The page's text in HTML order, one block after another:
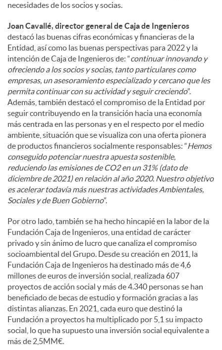
necesidades de los socios y socias.
Joan Cavallé, director general de Caja de Ingenieros
destacó las buenas cifras económicas y financieras de la
Entidad, así como las buenas perspectivas para 2022 y la
intención de Caja de Ingenieros de: “continuar innovando y
ofreciendo a los socios y socias, tanto particulares como
empresas, un asesoramiento especializado y cercano que les
permita continuar con su actividad y seguir creciendo”.
Además, también destacó el compromiso de la Entidad por
seguir contribuyendo en la transición hacia una economía
más centrada en las personas y en el respecto por el medio
ambiente, situación que se visualiza con una oferta pionera
de productos financieros socialmente responsables: “Hemos
conseguido potenciar nuestra apuesta sostenible,
reduciendo las emisiones de CO2 en un 31% (dato de
diciembre de 2021) en relación al año 2020. Nuestro objetivo
es acelerar todavía más nuestras actividades Ambientales,
Sociales y de Buen Gobierno”.
Por otro lado, también se ha hecho hincapié en la labor de la
Fundación Caja de Ingenieros, una entidad de carácter
privado y sin ánimo de lucro que canaliza el compromiso
socioambiental del Grupo. Desde su creación en 2011, la
Fundación Caja de Ingenieros ha destinado más de 4,6
millones de euros de inversión social, realizada 607
proyectos de acción social y más de 4.340 personas se han
beneficiado de becas de estudio y formación gracias a las
distintas alianzas. En 2021, cada euro que destinó la
Fundación a proyectos ha multiplicado por 5,1 su impacto
social, lo que ha supuesto una inversión social equivalente a
más de 2,5MM€.